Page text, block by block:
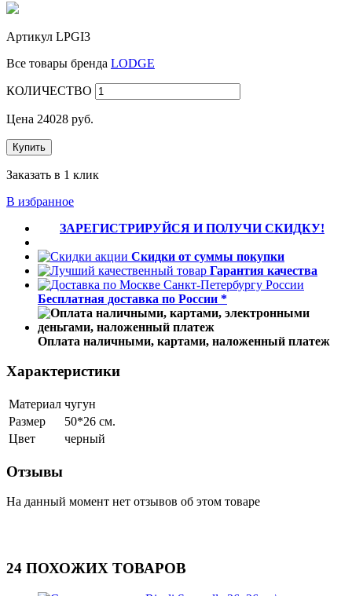
Артикул LPGI3
Все товары бренда LODGE
КОЛИЧЕСТВО
Цена 24028 руб.
Купить
Заказать в 1 клик
В избранное
ЗАРЕГИСТРИРУЙСЯ И ПОЛУЧИ СКИДКУ!
Скидки от суммы покупки
Гарантия качества
Бесплатная доставка по России *
Оплата наличными, картами, наложенный платеж
Характеристики
Материал чугун
Размер
50*26 см.
Цвет
черный
Отзывы
На данный момент нет отзывов об этом товаре
24 ПОХОЖИХ ТОВАРОВ